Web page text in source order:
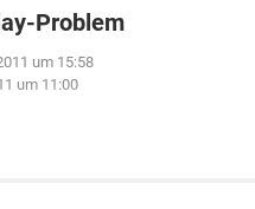
Problem
um 15:58
um 11:00